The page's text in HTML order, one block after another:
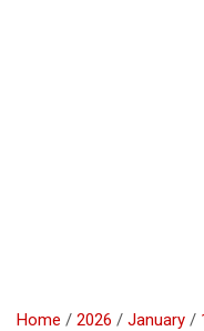
Home 2026 January